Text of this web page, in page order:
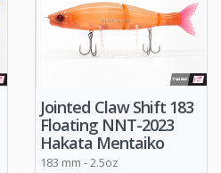
Jointed Claw Shift 183
Floating NNT-2023
Hakata Mentaiko
183 mm - 2.5oz